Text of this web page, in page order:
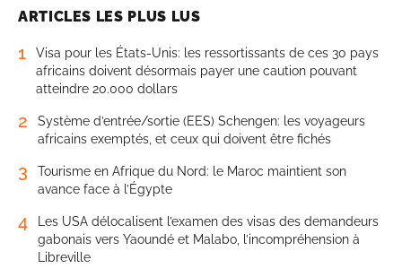
ARTICLES LES PLUS LUS
1
Visa pour les États-Unis: les ressortissants de ces 30 pays
africains doivent désormais payer une caution pouvant
atteindre 20.000 dollars
2
Système d’entrée/sortie (EES) Schengen: les voyageurs
africains exemptés, et ceux qui doivent être fichés
3
Tourisme en Afrique du Nord: le Maroc maintient son
avance face à l’Égypte
4
Les USA délocalisent l’examen des visas des demandeurs
gabonais vers Yaoundé et Malabo, l’incompréhension à
Libreville